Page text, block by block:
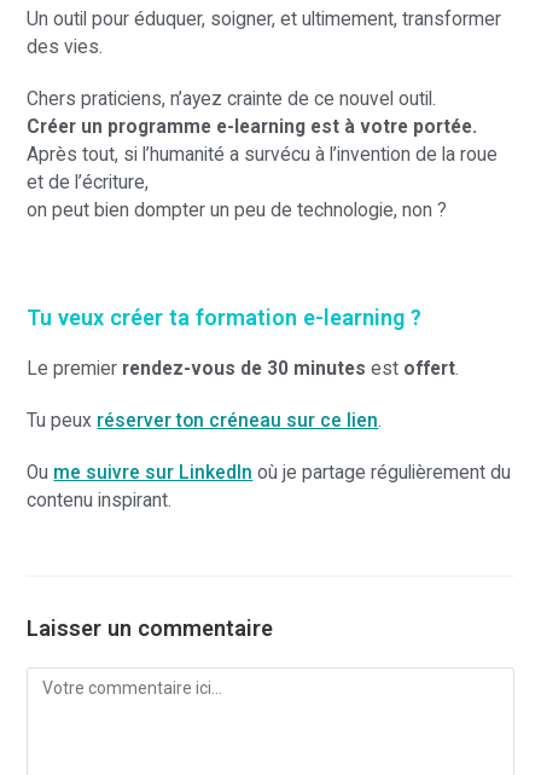
Un outil pour éduquer, soigner, et ultimement, transformer
des vies.
Chers praticiens, n’ayez crainte de ce nouvel outil.
Créer un programme e-learning est à votre portée.
Après tout, si l’humanité a survécu à l’invention de la roue
et de l’écriture,
on peut bien dompter un peu de technologie, non ?
Tu veux créer ta formation e-learning ?
Le premier rendez-vous de 30 minutes est offert.
Tu peux réserver ton créneau sur ce lien.
Ou me suivre sur LinkedIn où je partage régulièrement du
contenu inspirant.
Laisser un commentaire